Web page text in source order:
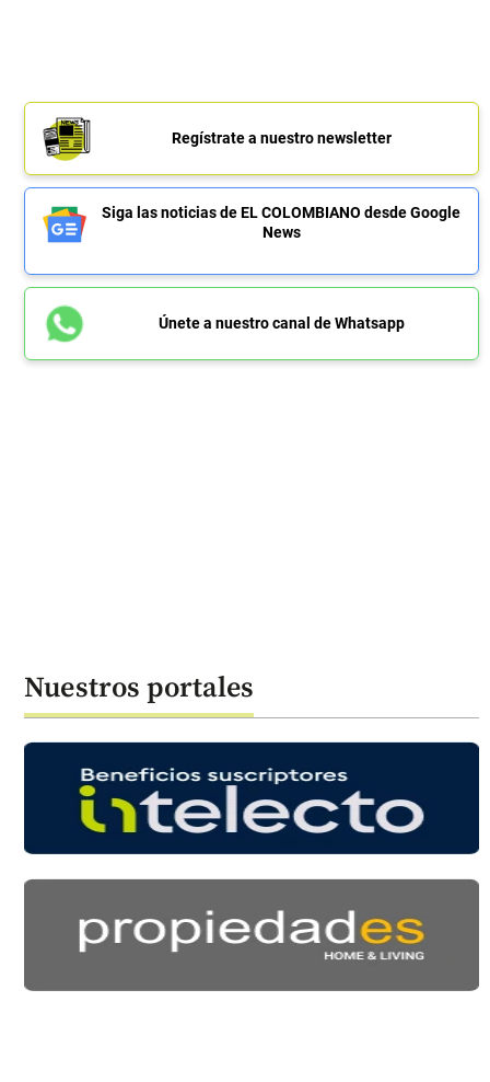
Regístrate a nuestro newsletter
Siga las noticias de EL COLOMBIANO desde Google
News
Únete a nuestro canal de Whatsapp
Nuestros portales